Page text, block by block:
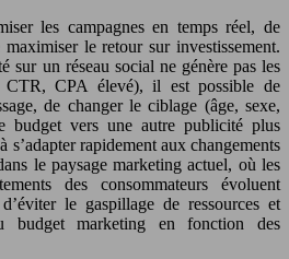
les campagnes en temps réel, de
le retour sur investissement.
sur un réseau social ne génère pas les
CTR, CPA élevé), il est possible de
de changer le ciblage (âge, sexe,
budget vers une autre publicité plus
s’adapter rapidement aux changements
le paysage marketing actuel, où les
des consommateurs évoluent
le gaspillage de ressources et
budget marketing en fonction des